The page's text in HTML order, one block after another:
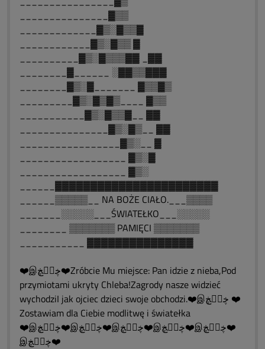
_______________▓▒▒
_____________▓▒░▓▒▒▓
____________▓▒░▓▒▒ ▓
__________▓▒░▓▒▒▒▓▓ _▓▓
________▓______ ░▓▓▒▒▓▓▓
________▓▒░▓_______ ▓▒▒▓▒
_________▓▒░▓▒▓▒____ ▓▒▒
___________▓▒░▓▒▒▓__ ▓▓
_______________▓▒░▓▒__ ▓▓
_________________▓▒░__ ▓
__________________ ▓▒░▓
__________________ ▓▒░
______▓▓▓▓▓▓▓▓▓▓▓▓▓▓▓▓▓▓▓▓▓▓▓
______▒▒▒▒▒__ NA BOŻE CIAŁO.___▒▒▒▒
_______░░░░░___ŚWIATEŁKO___░░░░░
________ ▒▒▒▒▒▒▒ PAMIĘCI ▒▒▒▒▒▒▒
___________ ▓▓▓▓▓▓▓▓▓▓▓▓▓▓▓
❤️இڿڰۣڿ❤️Zróbcie Mu miejsce: Pan idzie z nieba,Pod
przymiotami ukryty Chleba!Zagrody nasze widzieć
wychodziI jak ojciec dzieci swoje obchodzi.❤️இڿڰۣڿ ❤️
Zostawiam dla Ciebie modlitwę i światełka
❤️இڿڰۣڿ❤️இڿڰۣڿ❤️இڿڰۣڿ❤️இڿڰۣڿ❤️இڿڰۣڿ❤️
இڿڰۣڿ❤️